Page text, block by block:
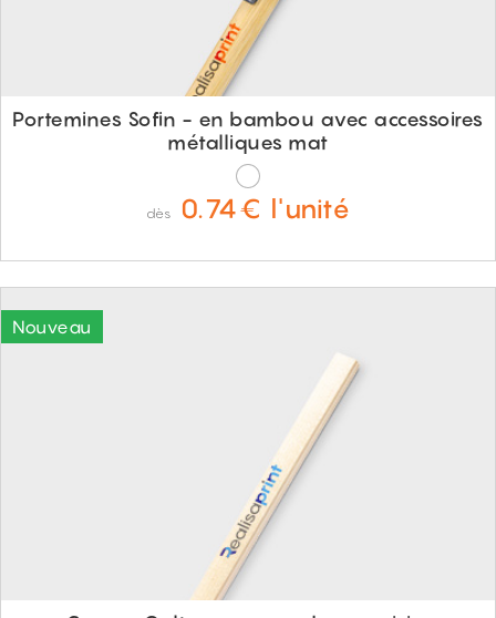
Portemines Sofin - en bambou avec accessoires
métalliques mat
dès 0.74€ l'unité